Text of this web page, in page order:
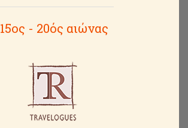
15ος - 20ός αιώνας